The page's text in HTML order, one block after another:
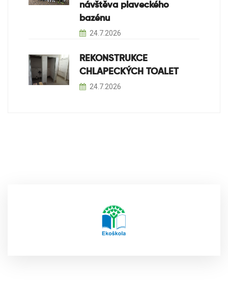
návštěva plaveckého
bazénu
24.7.2026
REKONSTRUKCE
CHLAPECKÝCH TOALET
24.7.2026